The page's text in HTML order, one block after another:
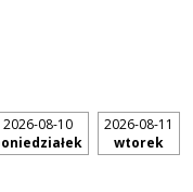
2026-08-10
2026-08-11
wtorek